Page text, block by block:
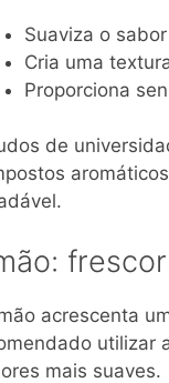
Suaviza o
Cria uma
Proporciona
de
acrescenta
utilizar
mais suaves.